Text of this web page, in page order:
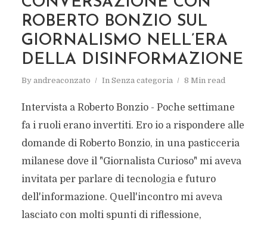
ROBERTO BONZIO SUL
GIORNALISMO NELL’ERA
DELLA DISINFORMAZIONE
By andreaconzato In Senza categoria 8 Min read
Intervista a Roberto Bonzio - Poche settimane
fa i ruoli erano invertiti. Ero io a rispondere alle
domande di Roberto Bonzio, in una pasticceria
milanese dove il "Giornalista Curioso" mi aveva
invitata per parlare di tecnologia e futuro
dell'informazione. Quell'incontro mi aveva
lasciato con molti spunti di riflessione,